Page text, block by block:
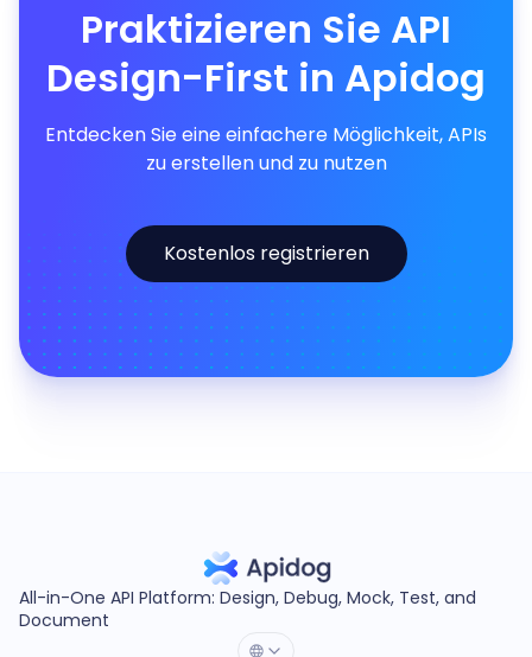
Praktizieren Sie API
Design-First in Apidog
Entdecken Sie eine einfachere Möglichkeit, APIs
zu erstellen und zu nutzen
Kostenlos registrieren
All-in-One API Platform: Design, Debug, Mock, Test, and
Document